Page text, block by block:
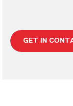
GET IN